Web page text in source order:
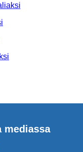
mediassa